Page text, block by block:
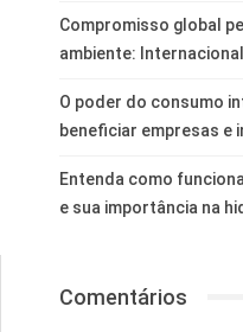
Compromisso global
ambiente:
O poder do consumo
beneficiar empresas e
Entenda como
e sua importância na
Comentários